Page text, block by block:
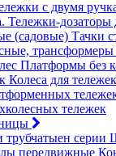
Тачки
Платформы без
Колеса для тележек
тележек